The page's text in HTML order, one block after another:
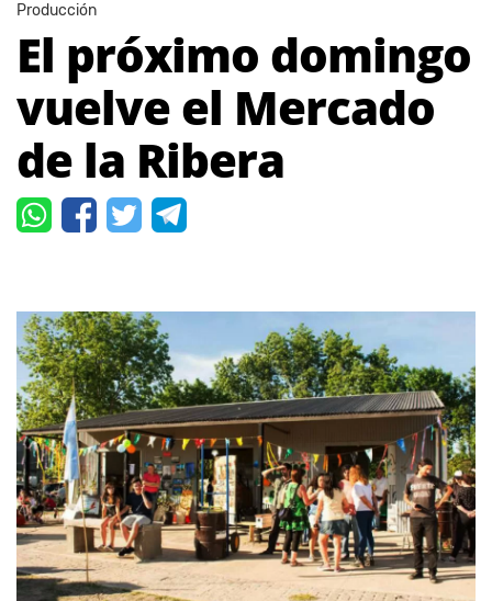
Producción
El próximo domingo
vuelve el Mercado
de la Ribera